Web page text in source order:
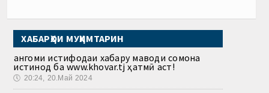
ХАБАРҲОИ МУҲИМТАРИН
Ҳангоми истифодаи хабару маводи сомона
истинод ба www.khovar.tj ҳатмӣ аст!
🕔 20:24, 20.Май 2024